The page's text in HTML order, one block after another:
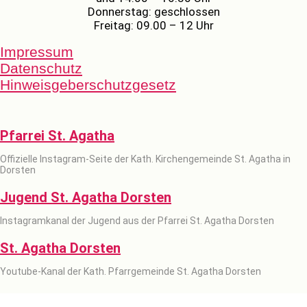
Donnerstag: geschlossen
Freitag: 09.00 – 12 Uhr
Impressum
Datenschutz
Hinweisgeberschutzgesetz
Pfarrei St. Agatha
Offizielle Instagram-Seite der Kath. Kirchengemeinde St. Agatha in
Dorsten
Jugend St. Agatha Dorsten
Instagramkanal der Jugend aus der Pfarrei St. Agatha Dorsten
St. Agatha Dorsten
Youtube-Kanal der Kath. Pfarrgemeinde St. Agatha Dorsten